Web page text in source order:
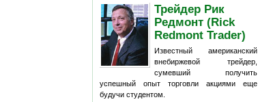
Трейдер Рик
Редмонт (Rick
Redmont Trader)
Известный американский
внебиржевой трейдер,
сумевший получить
успешный опыт торговли акциями еще
будучи студентом.